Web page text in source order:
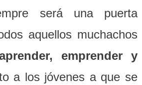
será una puerta
aquellos muchachos
emprender y
a los jóvenes a que se